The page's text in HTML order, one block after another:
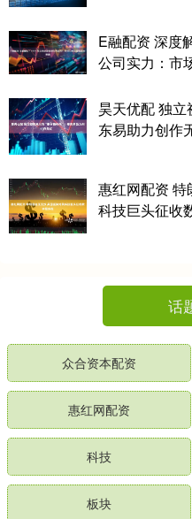
E融配资 深度
公司实力：市
昊天优配 独立
东易助力创作
惠红网配资 特
科技巨头征收
话
众合资本配资
惠红网配资
科技
板块